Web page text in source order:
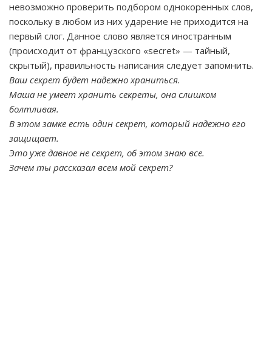
невозможно проверить подбором однокоренных слов,
поскольку в любом из них ударение не приходится на
первый слог. Данное слово является иностранным
(происходит от французского «secret» — тайный,
скрытый), правильность написания следует запомнить.
Ваш секрет будет надежно храниться.
Маша не умеет хранить секреты, она слишком
болтливая.
В этом замке есть один секрет, который надежно его
защищает.
Это уже давное не секрет, об этом знаю все.
Зачем ты рассказал всем мой секрет?